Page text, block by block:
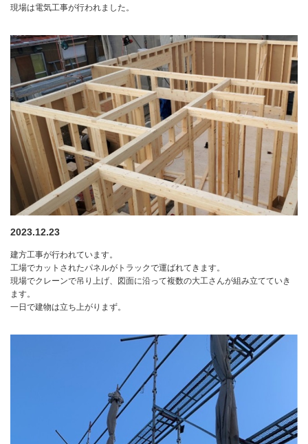
現場は電気工事が行われました。
2023.12.23
建方工事が行われています。
工場でカットされたパネルがトラックで運ばれてきます。
現場でクレーンで吊り上げ、図面に沿って複数の大工さんが組み立てていき
ます。
一日で建物は立ち上がりまず。